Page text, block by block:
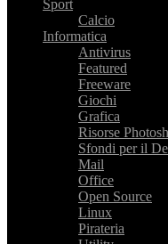
Sport
Calcio
Informatica
Antivirus
Featured
Freeware
Giochi
Grafica
Risorse
Sfondi per il
Mail
Office
Open Source
Linux
Pirateria